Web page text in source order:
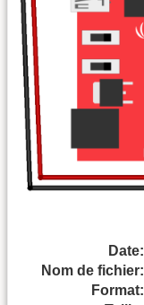
Date:
Nom de fichier:
Format: